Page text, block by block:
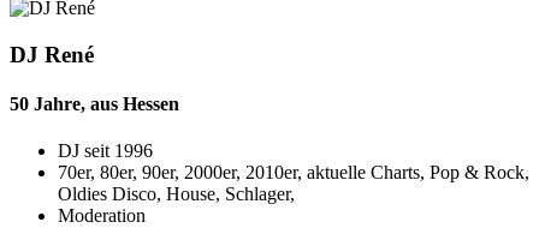
DJ René
50 Jahre, aus Hessen
DJ seit 1996
70er, 80er, 90er, 2000er, 2010er, aktuelle Charts, Pop & Rock,
Oldies Disco, House, Schlager,
Moderation